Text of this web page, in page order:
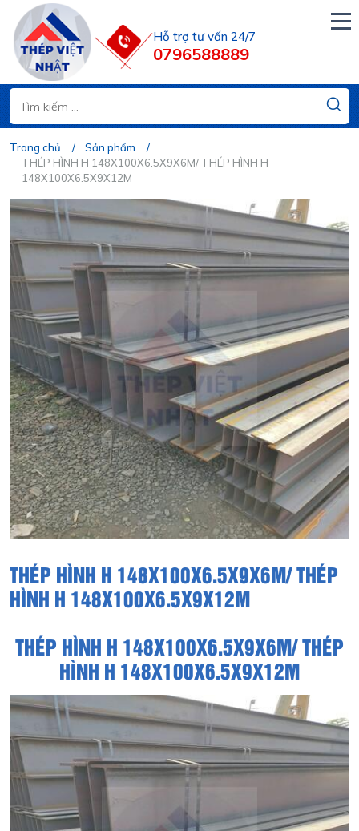
Hỗ trợ tư vấn 24/7
0796588889
Trang chủ
Sản phẩm
THÉP HÌNH H 148X100X6.5X9X6M/ THÉP HÌNH H
148X100X6.5X9X12M
THÉP HÌNH H 148X100X6.5X9X6M/ THÉP
HÌNH H 148X100X6.5X9X12M
THÉP HÌNH H 148X100X6.5X9X6M/ THÉP
HÌNH H 148X100X6.5X9X12M